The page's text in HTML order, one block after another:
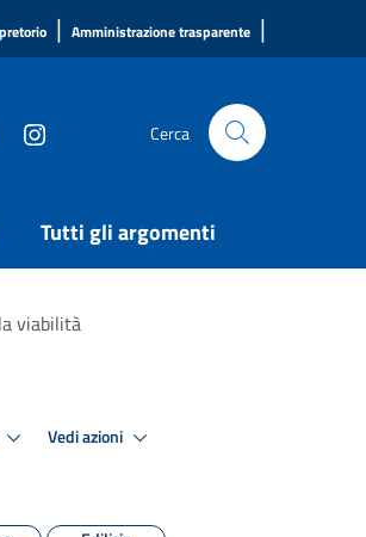
| Amministrazione trasparente |
Cerca
Tutti gli argomenti
viabilità
Vedi azioni